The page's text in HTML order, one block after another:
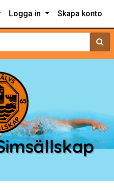
Logga in Skapa konto
Sök